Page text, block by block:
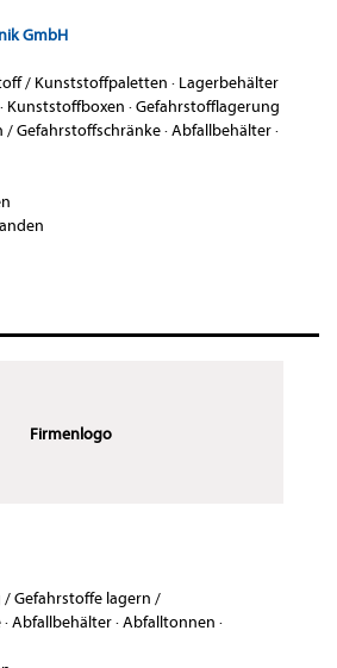
GmbH
/ Kunststoffpaletten · Lagerbehälter
· Kunststoffboxen ·Gefahrstofflagerung
/ Gefahrstoffschränke·Abfallbehälter·
Firmenlogo
Gefahrstoffe lagern /
·Abfallbehälter·Abfalltonnen ·